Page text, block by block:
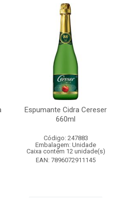
Espumante Cidra Cereser
660ml
Código: 247883
Embalagem: Unidade
Caixa contém 12 unidade(s)
EAN: 7896072911145